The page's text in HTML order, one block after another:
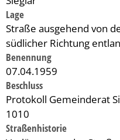
Lage
Straße ausgehend von
südlicher Richtung
Benennung
07.04.1959
Beschluss
Protokoll Gemeinderat
1010
Straßenhistorie